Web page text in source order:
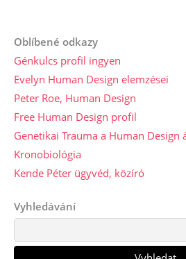
Oblíbené odkazy
Génkulcs profil ingyen
Evelyn Human Design elemzései
Peter Roe, Human Design
Free Human Design profil
Genetikai Trauma a Human Design
Kronobiológia
Kende Péter ügyvéd, közíró
Vyhledávání